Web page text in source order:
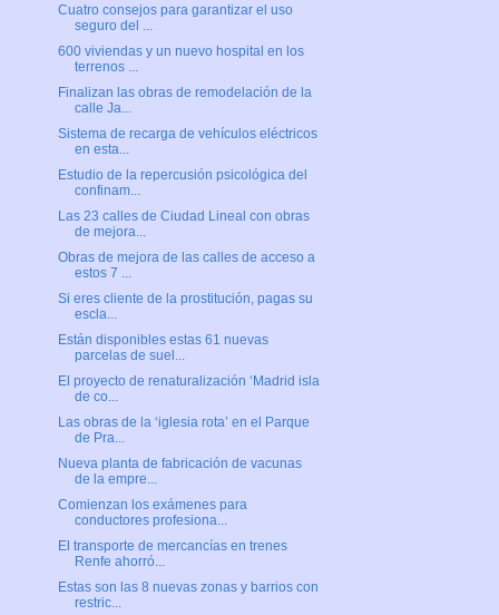
Cuatro consejos para garantizar el uso
seguro del ...
600 viviendas y un nuevo hospital en los
terrenos ...
Finalizan las obras de remodelación de la
calle Ja...
Sistema de recarga de vehículos eléctricos
en esta...
Estudio de la repercusión psicológica del
confinam...
Las 23 calles de Ciudad Lineal con obras
de mejora...
Obras de mejora de las calles de acceso a
estos 7 ...
Si eres cliente de la prostitución, pagas su
escla...
Están disponibles estas 61 nuevas
parcelas de suel...
El proyecto de renaturalización ‘Madrid isla
de co...
Las obras de la ‘iglesia rota’ en el Parque
de Pra...
Nueva planta de fabricación de vacunas
de la empre...
Comienzan los exámenes para
conductores profesiona...
El transporte de mercancías en trenes
Renfe ahorró...
Estas son las 8 nuevas zonas y barrios con
restric...